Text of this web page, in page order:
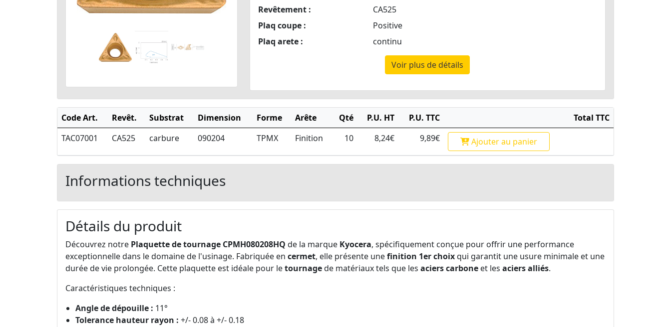
Revêtement :
CA525
Plaq coupe :
Positive
Plaq arete :
continu
Voir plus de détails
Code Art. Revêt. Substrat Dimension Forme Arête Qté P.U. HT P.U. TTC
Total TTC
TAC07001
CA525 carbure 090204 TPMX Finition 10 8,24€ 9,89€ Ajouterau panier
Informations techniques
Détails du produit
Découvrez notre Plaquette de tournage CPMH080208HQ de la marque Kyocera, spécifiquement conçue pour offrir une performance
exceptionnelle dans le domaine de l'usinage. Fabriquée en cermet, elle présente unefinition 1er choixqui garantit une usure minimale et une
durée de vie prolongée. Cette plaquette est idéale pour letournagede matériaux tels que les aciers carbone et les aciers alliés.
Caractéristiques techniques :
Angle de dépouille : 11°
Tolerance hauteur rayon : +/- 0.08 à +/- 0.18